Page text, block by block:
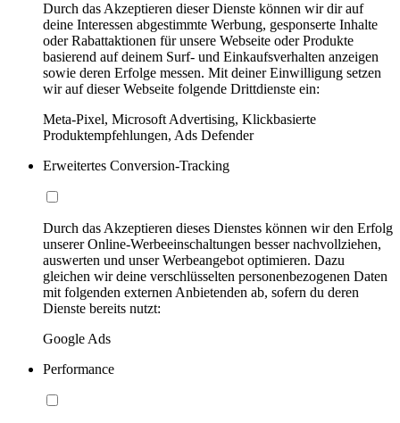
Durch das Akzeptieren dieser Dienste können wir dir auf
deine Interessen abgestimmte Werbung, gesponserte Inhalte
oder Rabattaktionen für unsere Webseite oder Produkte
basierend auf deinem Surf- und Einkaufsverhalten anzeigen
sowie deren Erfolge messen. Mit deiner Einwilligung setzen
wir auf dieser Webseite folgende Drittdienste ein:
Meta-Pixel, Microsoft Advertising, Klickbasierte
Produktempfehlungen, Ads Defender
Erweitertes Conversion-Tracking
Durch das Akzeptieren dieses Dienstes können wir den Erfolg
unserer Online-Werbeeinschaltungen besser nachvollziehen,
auswerten und unser Werbeangebot optimieren. Dazu
gleichen wir deine verschlüsselten personenbezogenen Daten
mit folgenden externen Anbietenden ab, sofern du deren
Dienste bereits nutzt:
Google Ads
Performance